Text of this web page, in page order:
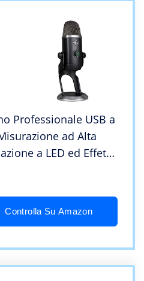
Professionale USB a
ad Alta
a LED ed Effetti
Streaming e
– Nero
Controlla Su Amazon